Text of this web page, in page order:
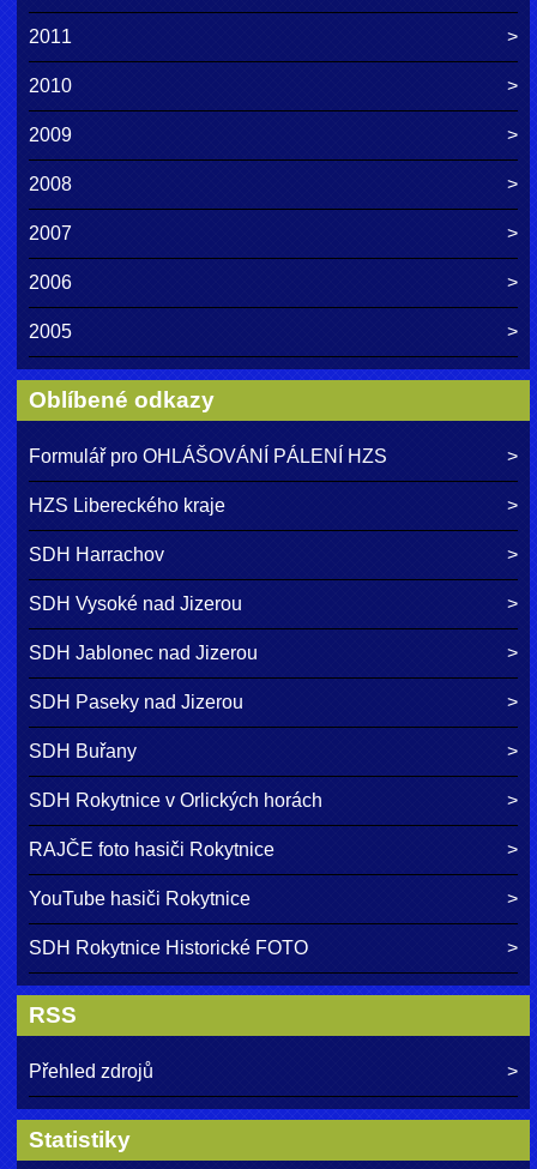
2011
2010
2009
2008
2007
2006
2005
Oblíbené odkazy
Formulář pro OHLÁŠOVÁNÍ PÁLENÍ HZS
HZS Libereckého kraje
SDH Harrachov
SDH Vysoké nad Jizerou
SDH Jablonec nad Jizerou
SDH Paseky nad Jizerou
SDH Buřany
SDH Rokytnice v Orlických horách
RAJČE foto hasiči Rokytnice
YouTube hasiči Rokytnice
SDH Rokytnice Historické FOTO
RSS
Přehled zdrojů
Statistiky